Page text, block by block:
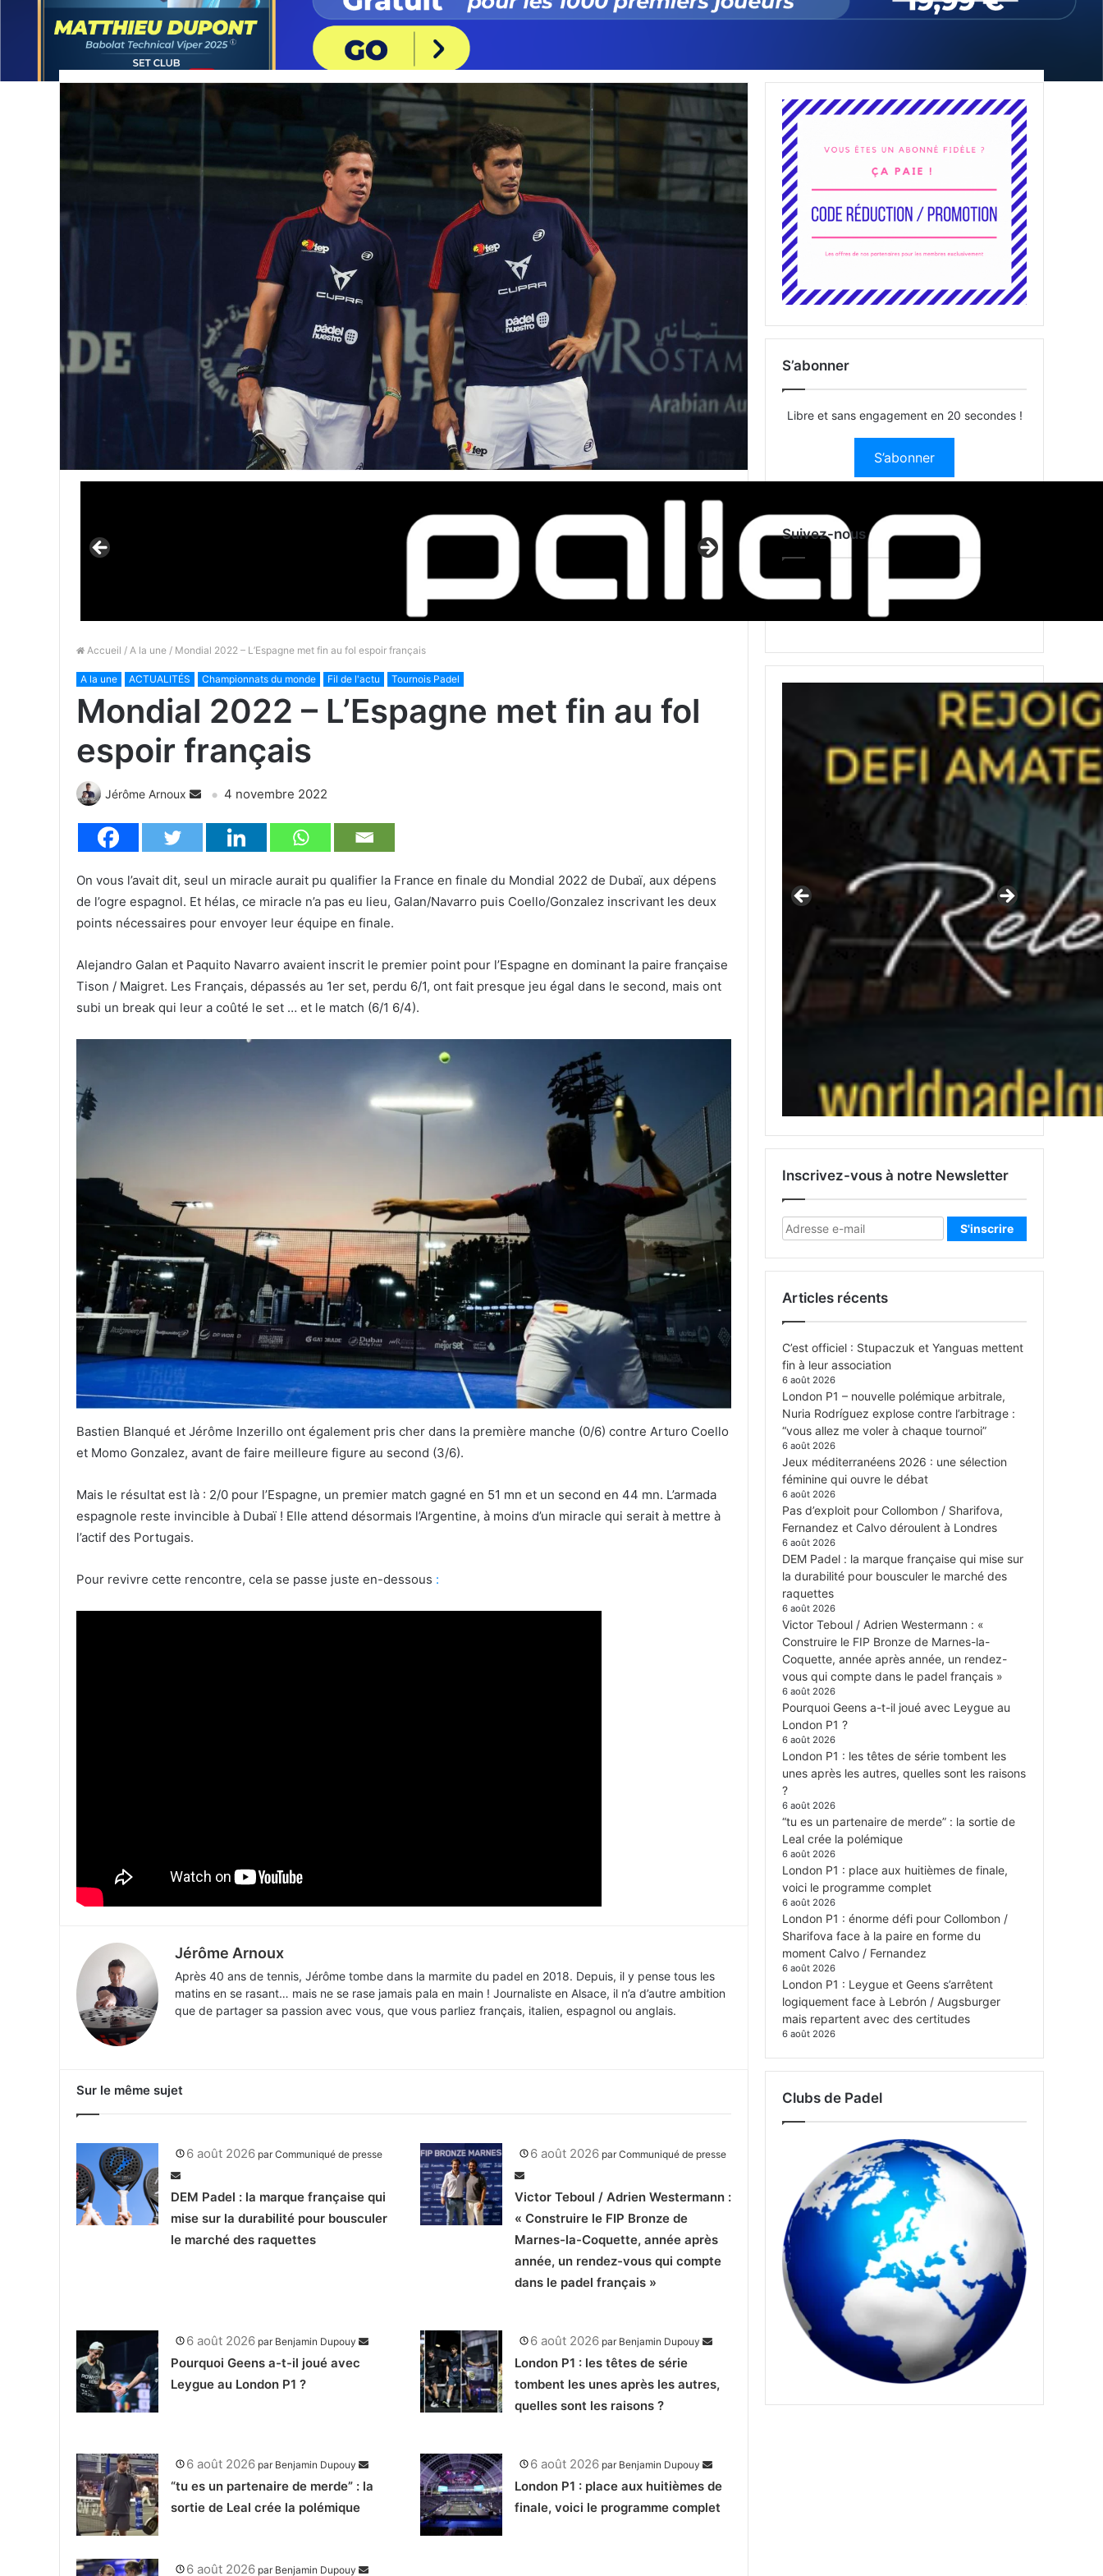
Accueil / A la une / Mondial 2022 – L’Espagne met fin au fol espoir français
A la une ACTUALITÉS Championnats du monde Fil de l'actu Tournois Padel
Mondial 2022 – L’Espagne met fin au fol
espoir français
Jérôme Arnoux 4 novembre 2022
On vous l’avait dit, seul un miracle aurait pu qualifier la France en finale du Mondial 2022 de Dubaï, aux dépens
de l’ogre espagnol. Et hélas, ce miracle n’a pas eu lieu, Galan/Navarro puis Coello/Gonzalez inscrivant les deux
points nécessaires pour envoyer leur équipe en finale.
Alejandro Galan et Paquito Navarro avaient inscrit le premier point pour l’Espagne en dominant la paire française
Tison / Maigret. Les Français, dépassés au 1er set, perdu 6/1, ont fait presque jeu égal dans le second, mais ont
subi un break qui leur a coûté le set … et le match (6/1 6/4).
Bastien Blanqué et Jérôme Inzerillo ont également pris cher dans la première manche (0/6) contre Arturo Coello
et Momo Gonzalez, avant de faire meilleure figure au second (3/6).
Mais le résultat est là : 2/0 pour l’Espagne, un premier match gagné en 51 mn et un second en 44 mn. L’armada
espagnole reste invincible à Dubaï ! Elle attend désormais l’Argentine, à moins d’un miracle qui serait à mettre à
l’actif des Portugais.
Pour revivre cette rencontre, cela se passe juste en-dessous :
Jérôme Arnoux
Après 40 ans de tennis, Jérôme tombe dans la marmite du padel en 2018. Depuis, il y pense tous les
matins en se rasant… mais ne se rase jamais pala en main ! Journaliste en Alsace, il n’a d’autre ambition
que de partager sa passion avec vous, que vous parliez français, italien, espagnol ou anglais.
Sur le même sujet
6 août 2026 parCommuniqué de presse
DEM Padel : la marque française qui
mise sur la durabilité pour bousculer
le marché des raquettes
6 août 2026 parCommuniqué de presse
Victor Teboul / Adrien Westermann :
« Construire le FIP Bronze de
Marnes-la-Coquette, année après
année, un rendez-vous qui compte
dans le padel français »
6 août 2026 par Benjamin Dupouy
Pourquoi Geens a-t-il joué avec
Leygue au London P1 ?
6 août 2026 par Benjamin Dupouy
London P1 : les têtes de série
tombent les unes après les autres,
quelles sont les raisons ?
6 août 2026 par Benjamin Dupouy
“tu es un partenaire de merde” : la
sortie de Leal crée la polémique
6 août 2026 par Benjamin Dupouy
London P1 : place aux huitièmes de
finale, voici le programme complet
6 août 2026 par Benjamin Dupouy
S’abonner
Libre et sans engagement en 20 secondes !
S’abonner
Suivez-nous
Inscrivez-vous à notre Newsletter
Articles récents
C’est officiel : Stupaczuk et Yanguas mettent
fin à leur association
6 août 2026
London P1 – nouvelle polémique arbitrale,
Nuria Rodríguez explose contre l’arbitrage :
“vous allez me voler à chaque tournoi”
6 août 2026
Jeux méditerranéens 2026 : une sélection
féminine qui ouvre le débat
6 août 2026
Pas d’exploit pour Collombon / Sharifova,
Fernandez et Calvo déroulent à Londres
6 août 2026
DEM Padel : la marque française qui mise sur
la durabilité pour bousculer le marché des
raquettes
6 août 2026
Victor Teboul / Adrien Westermann : «
Construire le FIP Bronze de Marnes-la-
Coquette, année après année, un rendez-
vous qui compte dans le padel français »
6 août 2026
Pourquoi Geens a-t-il joué avec Leygue au
London P1 ?
6 août 2026
London P1 : les têtes de série tombent les
unes après les autres, quelles sont les raisons
?
6 août 2026
“tu es un partenaire de merde” : la sortie de
Leal crée la polémique
6 août 2026
London P1 : place aux huitièmes de finale,
voici le programme complet
6 août 2026
London P1 : énorme défi pour Collombon /
Sharifova face à la paire en forme du
moment Calvo / Fernandez
6 août 2026
London P1 : Leygue et Geens s’arrêtent
logiquement face à Lebrón / Augsburger
mais repartent avec des certitudes
6 août 2026
Clubs de Padel